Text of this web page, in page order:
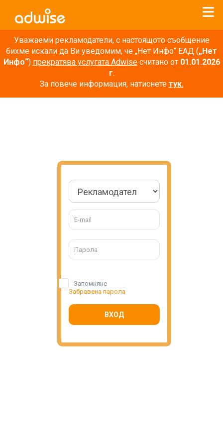
Уважаеми рекламодатели, с настоящото съобщение
бихме искали да Ви уведомим, че „Нет Инфо“ ЕАД („Нет
Инфо“) прекратява услугата Adwiseсчитано от 01.01.2026
г.
За повече информация, натиснете тук.
Запомняне
Забравена парола
ВХОД